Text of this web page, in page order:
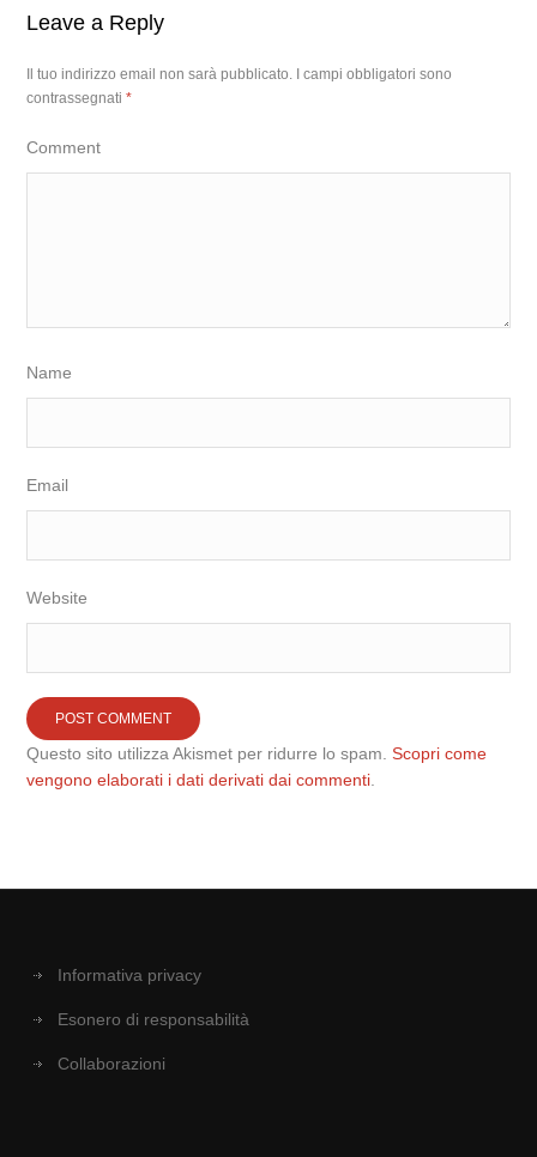
Leave a Reply
Il tuo indirizzo email non sarà pubblicato.
I campi obbligatori sono
contrassegnati*
Comment
Name
Email
Website
Questo sito utilizza Akismet per ridurre lo spam.Scopri come
vengono elaborati i dati derivati dai commenti
Informativa privacy
Esonero di responsabilità
Collaborazioni